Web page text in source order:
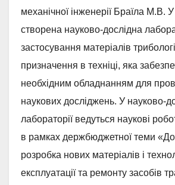
механічної інженерії Браїла М.В. У
створена науково-дослідна
застосування матеріалів
призначення в техніці, яка
необхідним обладнанням для
наукових досліджень. У науково-
лабораторії ведуться наукові
в рамках держбюджетної теми
розробка нових матеріалів і
експлуатації та ремонту засобів